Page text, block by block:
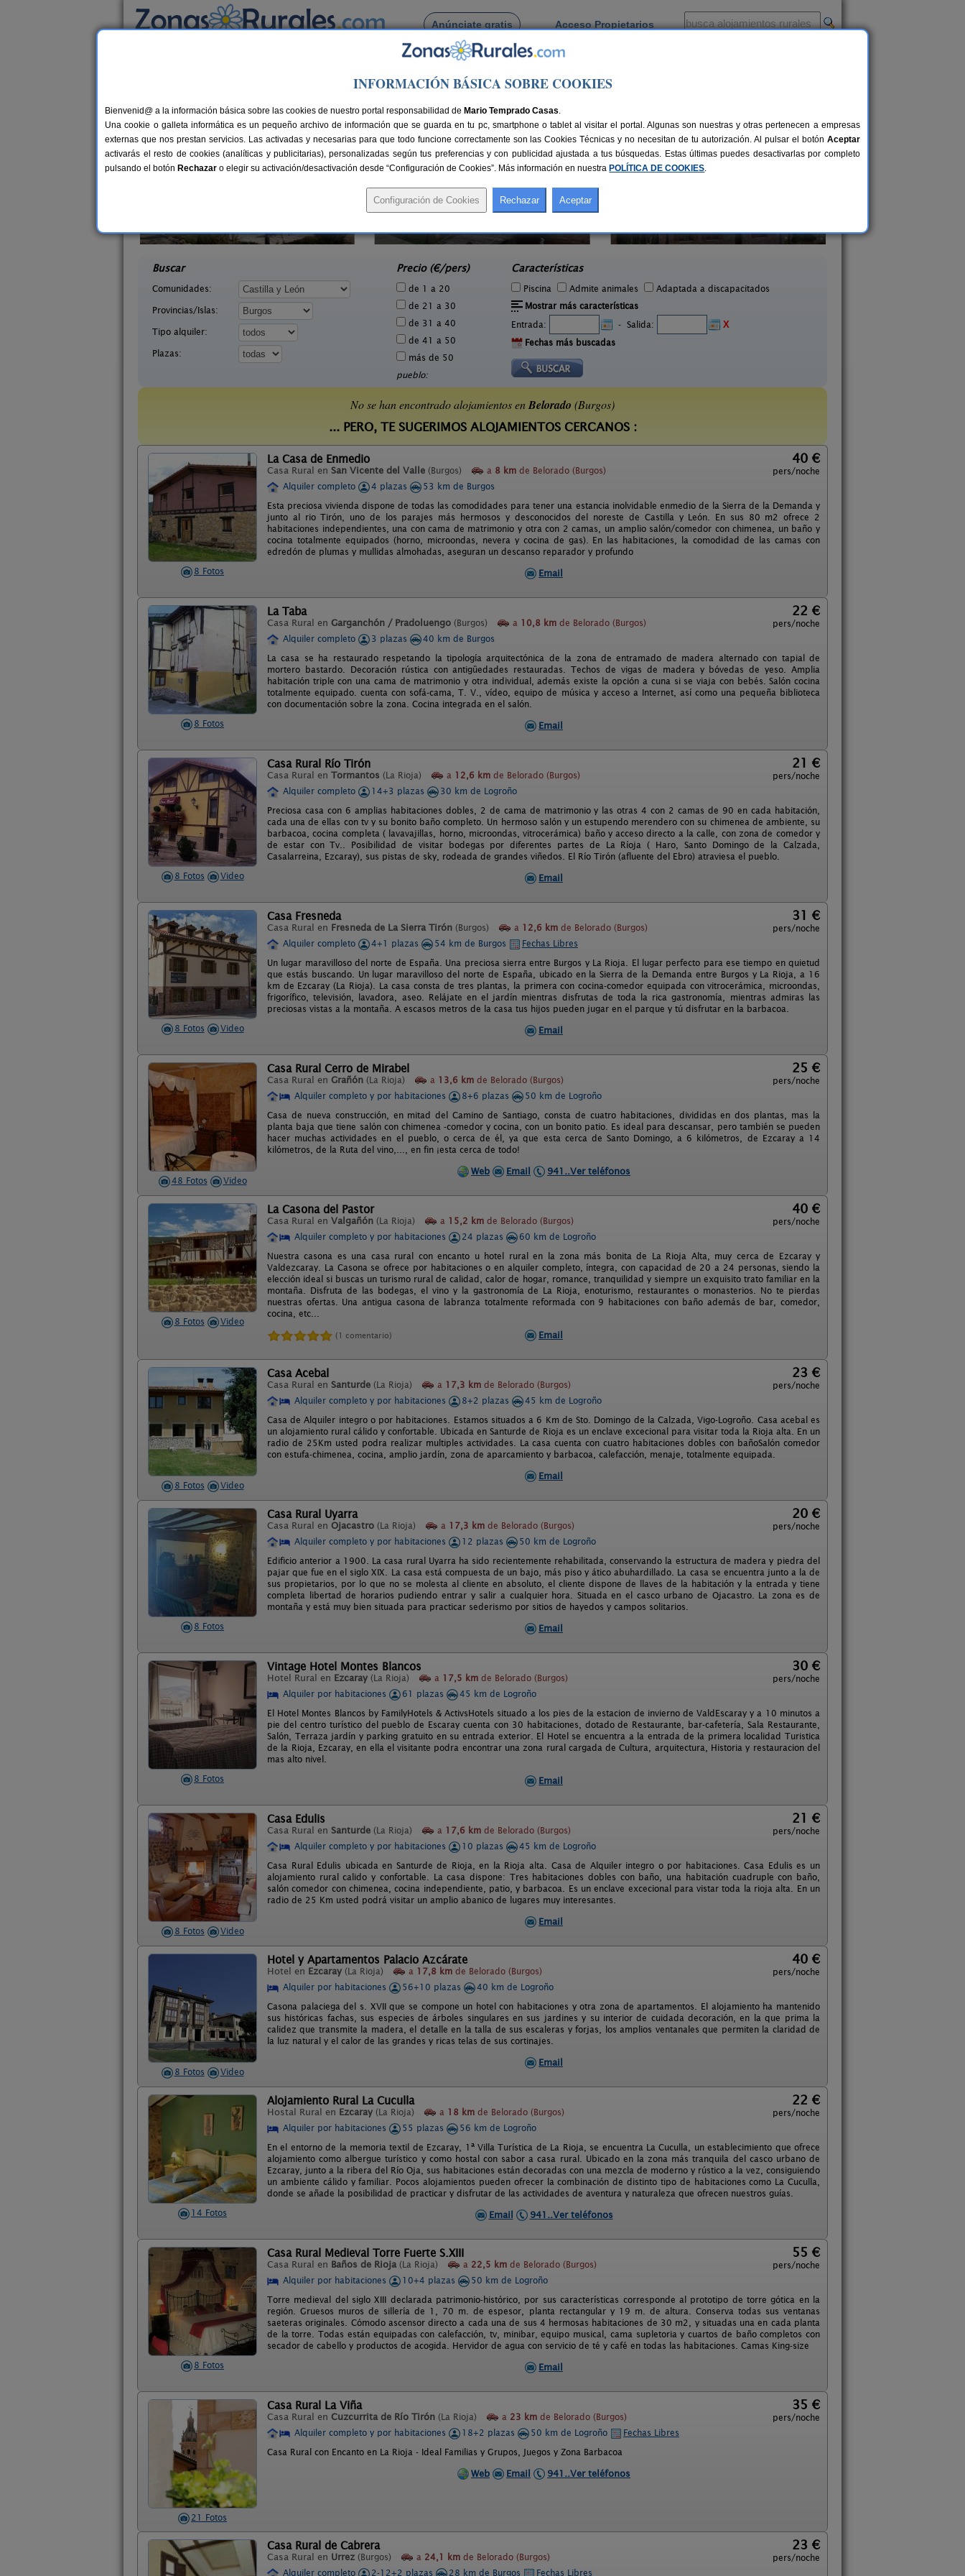
Anúnciate gratis Acceso Propietarios
Busca por pueblo
Casas Rurales cerca de Belorado
21 €
Casa Rural Villa Abeleste
Buscar
Comunidades:
Provincias/Islas:
Tipo alquiler:
Plazas:
Precio (€/pers)
de 1 a 20
de 21 a 30
de 31 a 40
de 41 a 50
más de 50
pueblo:
Características
Piscina Admite animales
Adaptada a discapacitados
Mostrar más características
Entrada:
- Salida:
X
Fechas más buscadas
No se han encontrado alojamientos enBelorado (Burgos)
... PERO, TE SUGERIMOS ALOJAMIENTOS CERCANOS :
8 Fotos
La Casa de Enmedio
Casa Rural en San Vicente del Valle (Burgos) a 8 km de Belorado (Burgos)
40 €
pers/noche
Alquiler completo
4 plazas
53 km de Burgos
Esta preciosa vivienda dispone de todas las comodidades para tener una estancia inolvidable enmedio de la Sierra de la Demanda y
junto al rio Tirón, uno de los parajes más hermosos y desconocidos del noreste de Castilla y León. En sus 80 m2 ofrece 2
habitaciones independientes, una con cama de matrimonio y otra con 2 camas, un amplio salón/comedor con chimenea, un baño y
cocina totalmente equipados (horno, microondas, nevera y cocina de gas). En las habitaciones, la comodidad de las camas con
edredón de plumas y mullidas almohadas, aseguran un descanso reparador y profundo
Email
8 Fotos
La Taba
Casa Rural en Garganchón / Pradoluengo (Burgos) a 10,8 km de Belorado (Burgos)
22 €
pers/noche
Alquiler completo
3 plazas
40 km de Burgos
La casa se ha restaurado respetando la tipología arquitectónica de la zona de entramado de madera alternado con tapial de
mortero bastardo. Decoración rústica con antigüedades restauradas. Techos de vigas de madera y bóvedas de yeso. Amplia
habitación triple con una cama de matrimonio y otra individual, además existe la opción a cuna si se viaja con bebés. Salón cocina
totalmente equipado. cuenta con sofá-cama, T. V., vídeo, equipo de música y acceso a Internet, así como una pequeña biblioteca
con documentación sobre la zona. Cocina integrada en el salón.
Email
8 Fotos Video
Casa Rural Río Tirón
Casa Rural en Tormantos (La Rioja) a 12,6 km de Belorado (Burgos)
21 €
pers/noche
Alquiler completo
14+3 plazas
30 km de Logroño
Preciosa casa con 6 amplias habitaciones dobles, 2 de cama de matrimonio y las otras 4 con 2 camas de 90 en cada habitación,
cada una de ellas con tv y su bonito baño completo. Un hermoso salón y un estupendo merendero con su chimenea de ambiente, su
barbacoa, cocina completa ( lavavajillas, horno, microondas, vitrocerámica) baño y acceso directo a la calle, con zona de comedor y
de estar con Tv.. Posibilidad de visitar bodegas por diferentes partes de La Ríoja ( Haro, Santo Domingo de la Calzada,
Casalarreina, Ezcaray), sus pistas de sky, rodeada de grandes viñedos. El Río Tirón (afluente del Ebro) atraviesa el pueblo.
Email
8 Fotos Video
Casa Fresneda
Casa Rural en Fresneda de La Sierra Tirón (Burgos) a 12,6 km de Belorado (Burgos)
31 €
pers/noche
Alquiler completo
4+1 plazas 54 km de Burgos
Fechas Libres
Un lugar maravilloso del norte de España. Una preciosa sierra entre Burgos y La Rioja. El lugar perfecto para ese tiempo en quietud
que estás buscando. Un lugar maravilloso del norte de España, ubicado en la Sierra de la Demanda entre Burgos y La Rioja, a 16
km de Ezcaray (La Rioja). La casa consta de tres plantas, la primera con cocina-comedor equipada con vitrocerámica, microondas,
frigorífico, televisión, lavadora, aseo. Relájate en el jardín mientras disfrutas de toda la rica gastronomía, mientras admiras las
preciosas vistas a la montaña. A escasos metros de la casa tus hijos pueden jugar en el parque y tú disfrutar en la barbacoa.
Email
48 Fotos Video
Casa Rural Cerro de Mirabel
Casa Rural en Grañón (La Rioja) a 13,6 km de Belorado (Burgos)
25 €
pers/noche
Alquiler completo y por habitaciones
8+6 plazas
50 km de Logroño
Casa de nueva construcción, en mitad del Camino de Santiago, consta de cuatro habitaciones, divididas en dos plantas, mas la
planta baja que tiene salón con chimenea -comedor y cocina, con un bonito patio. Es ideal para descansar, pero también se pueden
hacer muchas actividades en el pueblo, o cerca de él, ya que esta cerca de Santo Domingo, a 6 kilómetros, de Ezcaray a 14
kilómetros, de la Ruta del vino,..., en fin ¡esta cerca de todo!
Web
Email 941..Ver teléfonos
8 Fotos Video
La Casona del Pastor
Casa Rural en Valgañón (La Rioja) a 15,2 km de Belorado (Burgos)
40 €
pers/noche
Alquiler completo y por habitaciones
24 plazas
60 km de Logroño
Nuestra casona es una casa rural con encanto u hotel rural en la zona más bonita de La Rioja Alta, muy cerca de Ezcaray y
Valdezcaray. La Casona se ofrece por habitaciones o en alquiler completo, íntegra, con capacidad de 20 a 24 personas, siendo la
elección ideal si buscas un turismo rural de calidad, calor de hogar, romance, tranquilidad y siempre un exquisito trato familiar en la
montaña. Disfruta de las bodegas, el vino y la gastronomía de La Rioja, enoturismo, restaurantes o monasterios. No te pierdas
nuestras ofertas. Una antigua casona de labranza totalmente reformada con 9 habitaciones con baño además de bar, comedor,
cocina, etc...
(1 comentario) Email
8 Fotos Video
Casa Acebal
Casa Rural en Santurde (La Rioja) a 17,3 km de Belorado (Burgos)
23 €
pers/noche
Alquiler completo y por habitaciones
8+2 plazas
45 km de Logroño
Casa de Alquiler integro o por habitaciones. Estamos situados a 6 Km de Sto. Domingo de la Calzada, Vigo-Logroño. Casa acebal es
un alojamiento rural cálido y confortable. Ubicada en Santurde de Rioja es un enclave excecional para visitar toda la Rioja alta. En un
radio de 25Km usted podra realizar multiples actividades. La casa cuenta con cuatro habitaciones dobles con bañoSalón comedor
con estufa-chimenea, cocina, amplio jardín, zona de aparcamiento y barbacoa, calefacción, menaje, totalmente equipada.
Email
8 Fotos
Casa Rural Uyarra
Casa Rural en Ojacastro (La Rioja) a 17,3 km de Belorado (Burgos)
20 €
pers/noche
Alquiler completo y por habitaciones
12 plazas
50 km de Logroño
Edificio anterior a 1900. La casa rural Uyarra ha sido recientemente rehabilitada, conservando la estructura de madera y piedra del
pajar que fue en el siglo XIX. La casa está compuesta de un bajo, más piso y ático abuhardillado. La casa se encuentra junto a la de
sus propietarios, por lo que no se molesta al cliente en absoluto, el cliente dispone de llaves de la habitación y la entrada y tiene
completa libertad de horarios pudiendo entrar y salir a cualquier hora. Situada en el casco urbano de Ojacastro. La zona es de
montaña y está muy bien situada para practicar sederismo por sitios de hayedos y campos solitarios.
Email
8 Fotos
Vintage Hotel Montes Blancos
Hotel Rural en Ezcaray (La Rioja) a 17,5 km de Belorado (Burgos)
30 €
pers/noche
Alquiler por habitaciones
61 plazas
45 km de Logroño
El Hotel Montes Blancos by FamilyHotels & ActivsHotels situado a los pies de la estacion de invierno de ValdEscaray y a 10 minutos a
pie del centro turístico del pueblo de Escaray cuenta con 30 habitaciones, dotado de Restaurante, bar-cafetería, Sala Restaurante,
Salón, Terraza jardín y parking gratuito en su entrada exterior. El Hotel se encuentra a la entrada de la primera localidad Turistica
de la Rioja, Ezcaray, en ella el visitante podra encontrar una zona rural cargada de Cultura, arquitectura, Historia y restauracion del
mas alto nivel.
Email
8 Fotos Video
Casa Edulis
Casa Rural en Santurde (La Rioja) a 17,6 km de Belorado (Burgos)
21 €
pers/noche
Alquiler completo y por habitaciones
10 plazas
45 km de Logroño
Casa Rural Edulis ubicada en Santurde de Rioja, en la Rioja alta. Casa de Alquiler integro o por habitaciones. Casa Edulis es un
alojamiento rural calido y confortable. La casa dispone: Tres habitaciones dobles con baño, una habitación cuadruple con baño,
salón comedor con chimenea, cocina independiente, patio, y barbacoa. Es un enclave excecional para vistar toda la rioja alta. En un
radio de 25 Km usted podrá visitar un amplio abanico de lugares muy interesantes.
Email
8 Fotos Video
Hotel y Apartamentos Palacio Azcárate
Hotel en Ezcaray (La Rioja) a 17,8 km de Belorado (Burgos)
40 €
pers/noche
Alquiler por habitaciones
56+10 plazas
40 km de Logroño
Casona palaciega del s. XVII que se compone un hotel con habitaciones y otra zona de apartamentos. El alojamiento ha mantenido
sus históricas fachas, sus especies de árboles singulares en sus jardines y su interior de cuidada decoración, en la que prima la
calidez que transmite la madera, el detalle en la talla de sus escaleras y forjas, los amplios ventanales que permiten la claridad de
la luz natural y el calor de las grandes y ricas telas de sus cortinajes.
Email
14 Fotos
Alojamiento Rural La Cuculla
Hostal Rural en Ezcaray (La Rioja) a 18 km de Belorado (Burgos)
22 €
pers/noche
Alquiler por habitaciones
55 plazas
56 km de Logroño
En el entorno de la memoria textil de Ezcaray, 1ª Villa Turística de La Rioja, se encuentra La Cuculla, un establecimiento que ofrece
alojamiento como albergue turístico y como hostal con sabor a casa rural. Ubicado en la zona más tranquila del casco urbano de
Ezcaray, junto a la ribera del Río Oja, sus habitaciones están decoradas con una mezcla de moderno y rústico a la vez, consiguiendo
un ambiente cálido y familiar. Pocos alojamientos pueden ofrecer la combinación de distinto tipo de habitaciones como La Cuculla,
donde se añade la posibilidad de practicar y disfrutar de las actividades de aventura y naturaleza que ofrecen nuestros guías.
Email
941..Ver teléfonos
8 Fotos
Casa Rural Medieval Torre Fuerte S.XIII
Casa Rural en Baños de Rioja (La Rioja) a 22,5 km de Belorado (Burgos)
55 €
pers/noche
Alquiler por habitaciones
10+4 plazas
50 km de Logroño
Torre medieval del siglo XIII declarada patrimonio-histórico, por sus características corresponde al prototipo de torre gótica en la
región. Gruesos muros de sillería de 1, 70 m. de espesor, planta rectangular y 19 m. de altura. Conserva todas sus ventanas
saeteras originales. Cómodo ascensor directo a cada una de sus 4 hermosas habitaciones de 30 m2, y situadas una en cada planta
de la torre. Todas están equipadas con calefacción, tv, minibar, equipo musical, cama supletoria y cuartos de baño completos con
secador de cabello y productos de acogida. Hervidor de agua con servicio de té y café en todas las habitaciones. Camas King-size
Email
21 Fotos
Casa Rural La Viña
Casa Rural en Cuzcurrita de Río Tirón (La Rioja) a 23 km de Belorado (Burgos)
35 €
pers/noche
Alquiler completo y por habitaciones
18+2 plazas 50 km de Logroño
Fechas Libres
Casa Rural con Encanto en La Rioja - Ideal Familias y Grupos, Juegos y Zona Barbacoa
Web
Email 941..Ver teléfonos
Casa Rural de Cabrera
Casa Rural en Urrez (Burgos) a 24,1 km de Belorado (Burgos)
23 €
pers/noche
Alquiler completo
2-12+2 plazas 28 km de Burgos Fechas Libres
INFORMACIÓN BÁSICA SOBRE COOKIES
Bienvenid@ a la información básica sobre las cookies de nuestro portal responsabilidad de Mario Temprado Casas.
Una cookie o galleta informática es un pequeño archivo de información que se guarda en tu pc, smartphone o tablet al visitar el portal. Algunas son nuestras y otras pertenecen a empresas
externas que nos prestan servicios. Las activadas y necesarias para que todo funcione correctamente son las Cookies Técnicas y no necesitan de tu autorización. Al pulsar el botón Aceptar
activarás el resto de cookies (analíticas y publicitarias), personalizadas según tus preferencias y con publicidad ajustada a tus búsquedas. Estas últimas puedes desactivarlas por completo
pulsando el botón Rechazar o elegir su activación/desactivación desde “Configuración de Cookies”. Más información en nuestra POLÍTICA DE COOKIES.